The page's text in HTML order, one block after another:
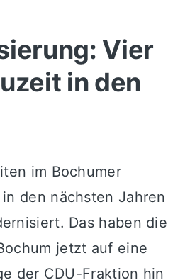
Vier
in den
im Bochumer
den nächsten Jahren
Das haben die
jetzt auf eine
der CDU-Fraktion hin